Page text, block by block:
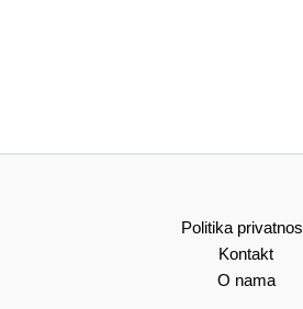
Politika
Kontakt
O nama